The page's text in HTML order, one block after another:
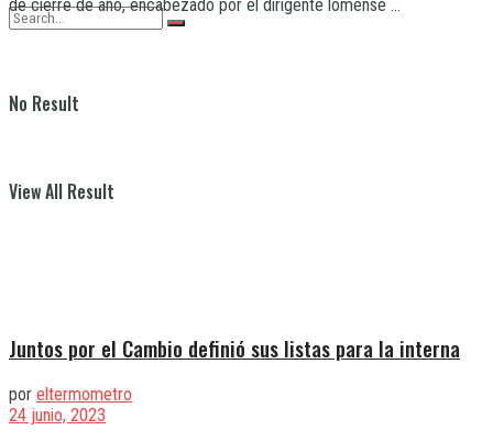
No Result
View All Result
de cierre de año, encabezado por el dirigente lomense ...
Juntos por el Cambio definió sus listas para la interna
por eltermometro
24 junio, 2023